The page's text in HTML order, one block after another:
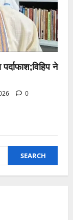
ने
0
SEARCH